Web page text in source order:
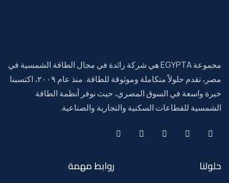
مجموعة EGYPTA هي شركة رائدة في مجال الطاقة الشمسية في
مصر، تقدم حلولاً متكاملة وموثوقة للطاقة. منذ عام ٢٠٠٩، اكتسبنا
خبرة واسعة في السوق المصري، حيث نوفر أنظمة الطاقة
الشمسية للقطاعات السكنية والتجارية والصناعية.
حلولنا روابط مهمة